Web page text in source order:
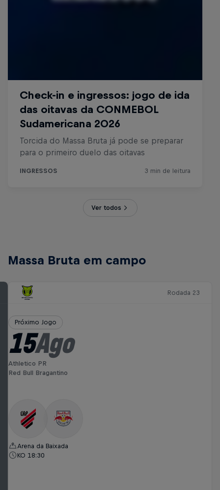
Ver todos
Massa Bruta em campo
Rodada 23
Próximo Jogo
15Ago
Athletico PR
Red Bull Bragantino
Arena da Baixada
KO 18:30